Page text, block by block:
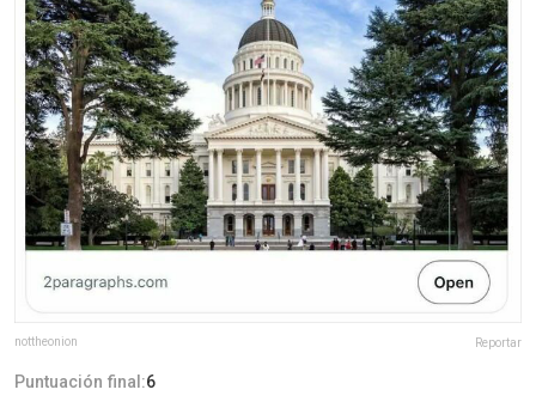
nottheonion Reportar
Puntuación final:6